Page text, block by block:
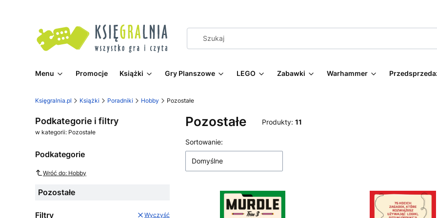
Menu Promocje Książki Gry Planszowe LEGO Zabawki Warhammer
Księgralnia.pl Książki Poradniki Hobby Pozostałe
Podkategorie i filtry
w kategorii: Pozostałe
Podkategorie
Wróć do: Hobby
Pozostałe
Filtry Wyczyść
Pozostałe Produkty: 11
Lista produktów
Sortowanie:
Domyślne